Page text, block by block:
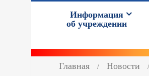
Информация
об учреждении
Главная Новости